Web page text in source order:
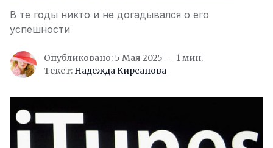
В те годы никто и не догадывался о его
успешности
Опубликовано: 5 Мая 2025
1 мин.
Текст: Надежда Кирсанова